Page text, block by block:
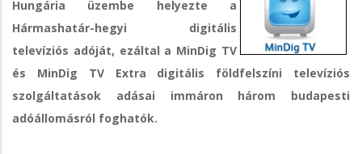
Hungária üzembe helyezte a
Hármashatár-hegyi digitális
televíziós adóját, ezáltal a MinDig TV
és MinDig TV Extra digitális földfelszíni televíziós
szolgáltatások adásai immáron három budapesti
adóállomásról foghatók.